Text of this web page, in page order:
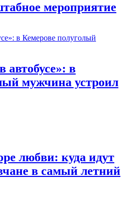
мероприятие
автобусе»: в
мужчина устроил
любви: куда идут
в самый летний